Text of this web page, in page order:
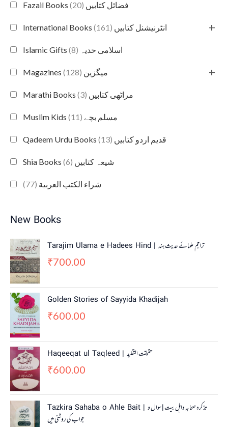
Fazail Books فضائل کتابیں (20)
International Books انٹرنیشنل کتابیں (161) +
Islamic Gifts اسلامی حدیہ (8)
Magazines میگزین (128) +
Marathi Books مراٹھی کتابیں (3)
Muslim Kids مسلم بچے (11)
Qadeem Urdu Books قدیم اردو کتابیں (13)
Shia Books شیعہ کتابیں (6)
شراء الكتب العربية (77)
New Books
Tarajim Ulama e Hadees Hind | تراجم علمائے حديث ہند
₹700.00
Golden Stories of Sayyida Khadijah
₹600.00
Haqeeqat ul Taqleed | حقیقت التقلید
₹600.00
Tazkira Sahaba o Ahle Bait | تذکرہ صحابہ واہل بیت | سوال و
جواب کی روشنی میں